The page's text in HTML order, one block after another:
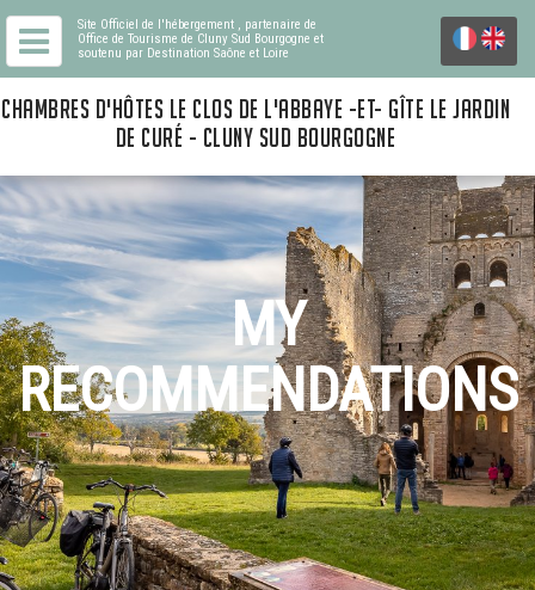
Site Officiel de l'hébergement , partenaire de
Office de Tourisme de Cluny Sud Bourgogne et
soutenu par Destination Saône et Loire
CHAMBRES D'HÔTES LE CLOS DE L'ABBAYE -ET- GÎTE LE JARDIN
DE CURÉ - CLUNY SUD BOURGOGNE
MY
RECOMMENDATIONS